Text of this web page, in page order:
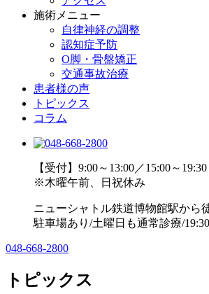
施術メニュー
自律神経の調整
認知症予防
O脚・骨盤矯正
交通事故治療
患者様の声
トピックス
コラム
【受付】9:00～13:00／15:00～19:30
※木曜午前、日祝休み
ニューシャトル鉄道博物館駅から
駐車場あり/土曜日も通常診療/
048-668-2800
トピックス